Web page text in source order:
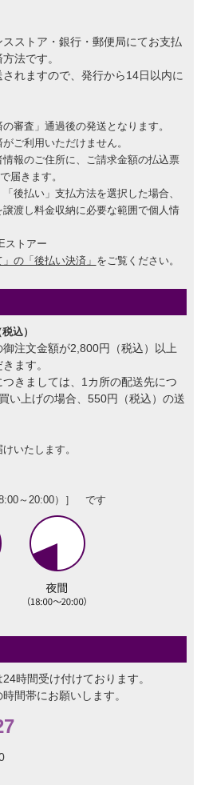
ストア・銀行・郵便局にてお支払
法です。
れますので、発行から14日以内に
審査」通過後の発送となります。
ご利用いただけません。
報のご住所に、ご請求金額の払込票
届きます。
後払い」支払方法を選択した場合、
渡し料金収納に必要な範囲で個人情
ストアー
の「後払い決済」 をご覧ください。
税込）
注文金額が2,800円（税込）以上
ます。
きましては、1カ所の配送先につ
い上げの場合、550円（税込）の送
いたします。
～20:00）］ です
時間受け付けております。
間帯にお願いします。